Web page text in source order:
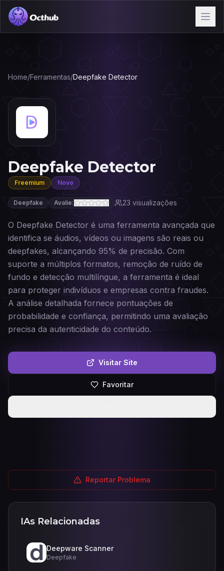
Home/Ferramentas/Deepfake Detector
Deepfake Detector
Freemium Novo
Deepfake Avalie: 23 visualizações
O Deepfake Detector é uma ferramenta avançada que
identifica se áudios, vídeos ou imagens são reais ou
deepfakes, alcançando 95% de precisão. Com
suporte a múltiplos formatos, remoção de ruído de
fundo e detecção multilíngue, a ferramenta é ideal
para proteger indivíduos e empresas contra fraudes.
A análise detalhada fornece pontuações de
probabilidade e confiança, permitindo uma avaliação
precisa da autenticidade do conteúdo.
Visitar Site
Favoritar
Reportar Problema
IAs Relacionadas
Deepware Scanner
Deepfake